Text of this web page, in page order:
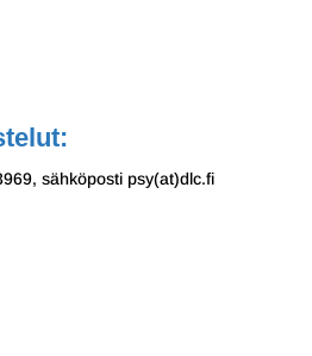
sähköposti psy(at)dlc.fi